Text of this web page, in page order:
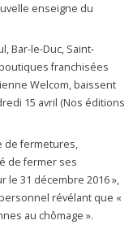
enseigne du
Bar-le-Duc, Saint-
franchisées
Welcom, baissent
15 avril (Nos éditions
de fermetures,
de fermer ses
le 31 décembre 2016 »,
révélant que «
au chômage ».